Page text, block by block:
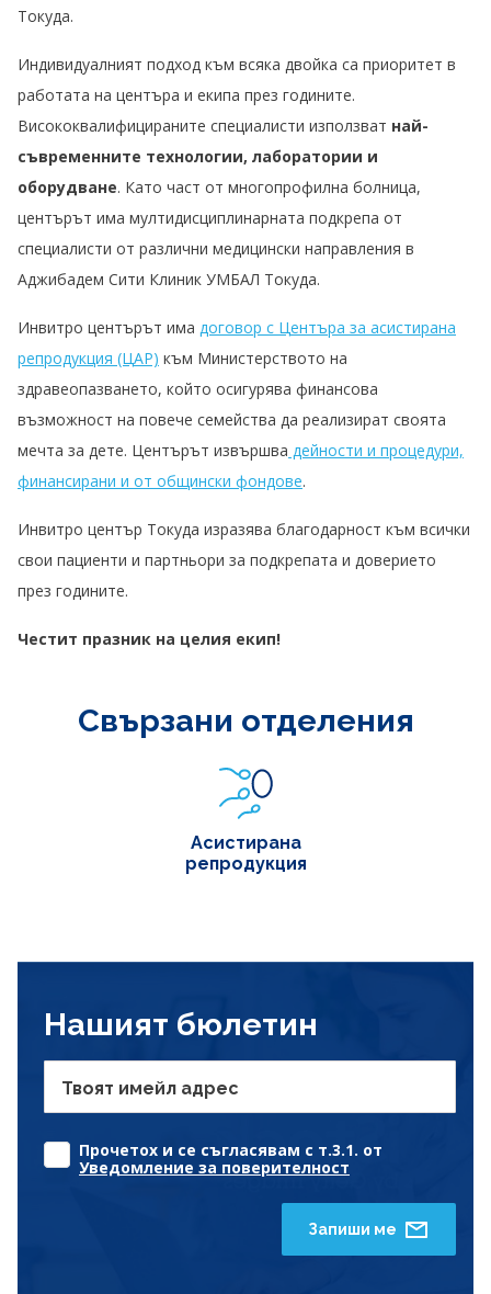
Токуда.
Индивидуалният подход към всяка двойка са приоритет в
работата на центъра и екипа през годините.
Висококвалифицираните специалисти използват най-
съвременните технологии, лаборатории и
оборудване. Като част от многопрофилна болница,
центърът има мултидисциплинарната подкрепа от
специалисти от различни медицински направления в
Аджибадем Сити Клиник УМБАЛ Токуда.
Инвитро центърът има договор с Центъра за асистирана
репродукция (ЦАР) към Министерството на
здравеопазването, който осигурява финансова
възможност на повече семейства да реализират своята
мечта за дете. Центърът извършва дейности и процедури,
финансирани и от общински фондове.
Инвитро център Токуда изразява благодарност към всички
свои пациенти и партньори за подкрепата и доверието
през годините.
Честит празник на целия екип!
Свързани отделения
Асистирана
репродукция
Нашият бюлетин
Твоят имейл адрес
Прочетох и се съгласявам с т.3.1. от
Уведомление за поверителност
Запиши ме